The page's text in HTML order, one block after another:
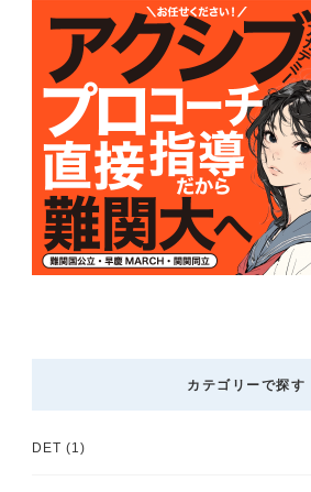
カテゴリーで探す
DET (1)